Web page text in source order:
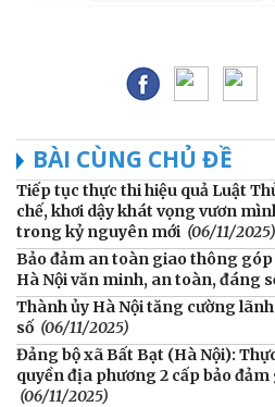
BÀI CÙNG CHỦ ĐỀ
Tiếp tục thực thi hiệu quả Luật
chế, khơi dậy khát vọng vươn
trong kỷ nguyên mới (06/11/2025)
Bảo đảm an toàn giao thông
Hà Nội văn minh, an toàn, đáng
Thành ủy Hà Nội tăng cường
số (06/11/2025)
Đảng bộ xã Bất Bạt (Hà Nội):
quyền địa phương 2 cấp bảo
(06/11/2025)